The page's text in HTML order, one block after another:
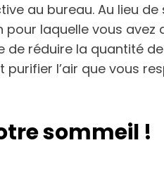
au bureau. Au lieu de
laquelle vous avez
de réduire la quantité
l’air que vous
sommeil !